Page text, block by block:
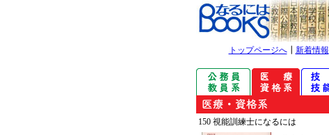
トップページへ┃ 新着情報
150 視能訓練士になるには